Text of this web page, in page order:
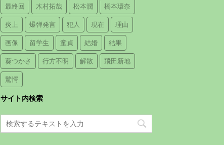
最終回 木村拓哉 松本潤 橋本環奈
炎上 爆弾発言 犯人 現在 理由
画像 留学生 童貞 結婚 結果
葵つかさ 行方不明 解散 飛田新地
驚愕
サイト内検索